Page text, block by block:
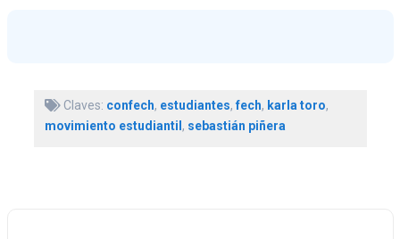
Claves: confech, estudiantes,fech, karla toro,
movimiento estudiantil, sebastián piñera